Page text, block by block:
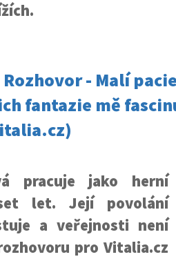
Rozhovor - Malí
fantazie mě
pracuje jako herní
let. Její povolání
a veřejnosti není
pro Vitalia.cz